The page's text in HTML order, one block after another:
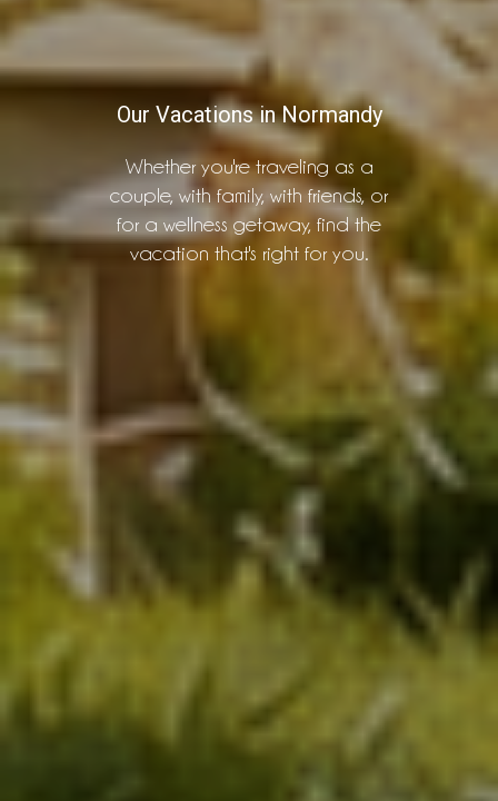
Our Vacations in Normandy
Whether you're traveling as a
couple, with family, with friends, or
for a wellness getaway, find the
vacation that's right for you.